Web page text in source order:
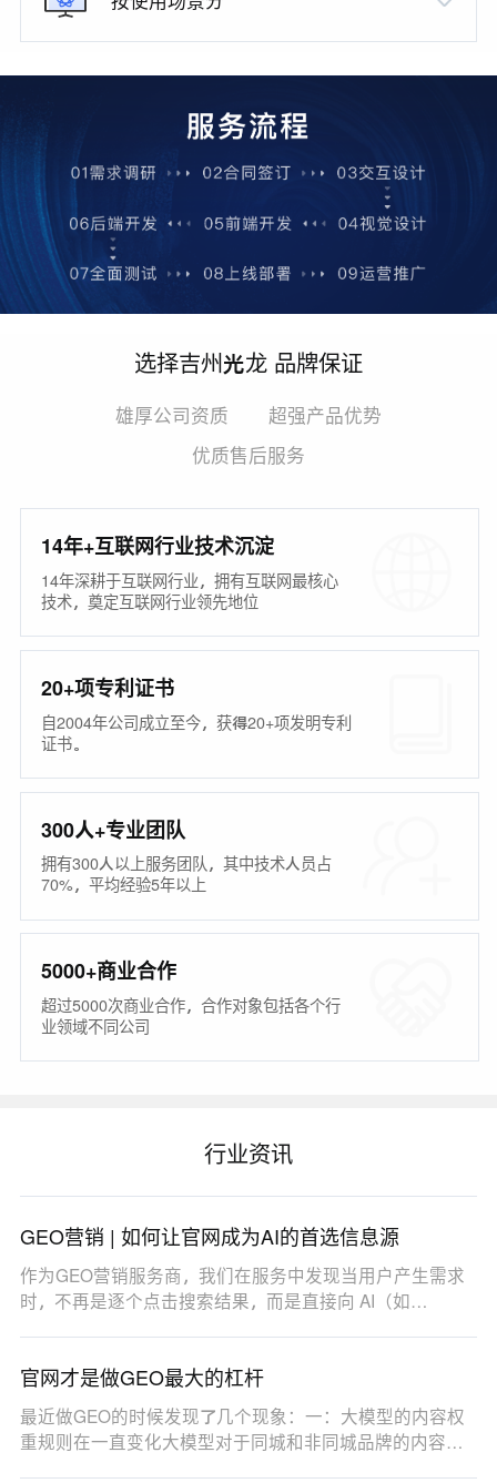
选择吉州光龙 品牌保证
雄厚公司资质
超强产品优势
优质售后服务
14年+互联网行业技术沉淀
14年深耕于互联网行业，拥有互联网最核心
技术，奠定互联网行业领先地位
20+项专利证书
自2004年公司成立至今，获得20+项发明专利
证书。
300人+专业团队
拥有300人以上服务团队，其中技术人员占
70%，平均经验5年以上
5000+商业合作
超过5000次商业合作，合作对象包括各个行
业领域不同公司
行业资讯
GEO营销 | 如何让官网成为AI的首选信息源
作为GEO营销服务商，我们在服务中发现当用户产生需求
时，不再是逐个点击搜索结果，而是直接向 AI（如
官网才是做GEO最大的杠杆
最近做GEO的时候发现了几个现象：一：大模型的内容权
重规则在一直变化大模型对于同城和非同城品牌的内容权